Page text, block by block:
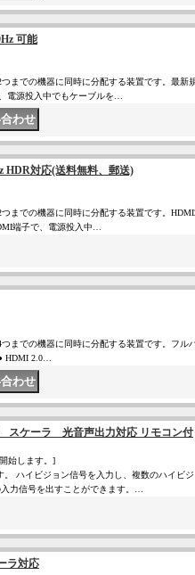
可能
までの機器に同時に分配する装置です。最新
電源投入中でもケーブルを…
対応(送料無料、郵送)
までの機器に同時に分配する装置です。
端子で、電源投入中…
までの機器に同時に分配する装置です。フル
HDMI 2.0…
スケーラ 光音声出力対応 リモコン付
始します。]
ハイビジョン信号を入力し、複数のハイビジ
力信号を出すことができます。…
ラ対応